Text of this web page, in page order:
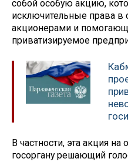
собой особую акцию,
исключительные права в
акционерами и
приватизируемое
В частности, эта акция
госоргану решающий